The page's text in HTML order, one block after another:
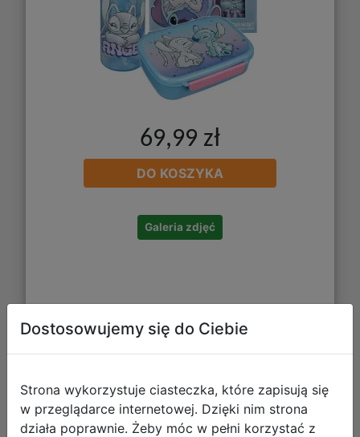
69,99 zł
DO KOSZYKA
Galeria zdjęć
Paso Plecak Szkolny Stitch Cool
DS26XX-260
Dostosowujemy się do Ciebie
Strona wykorzystuje ciasteczka, które zapisują się
w przeglądarce internetowej. Dzięki nim strona
działa poprawnie. Żeby móc w pełni korzystać z